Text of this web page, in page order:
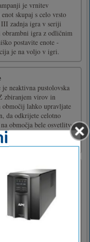
je vrnitev
skupaj s celo vrsto
zadnja igra v seriji
obrambni igra z odličnim
postavite enote -
je na voljo v igri.
neaktivna pustolovska
zbiranjem virov in
območij lahko upravljate
da odkrijete celotno
območja bele osvetlitve,
po viru naslednjega
je brezplačna
puzzle in sestavljank.
12 slik in nato enega od
s 25 kosi, srednji s 49
Lepo se imejte in